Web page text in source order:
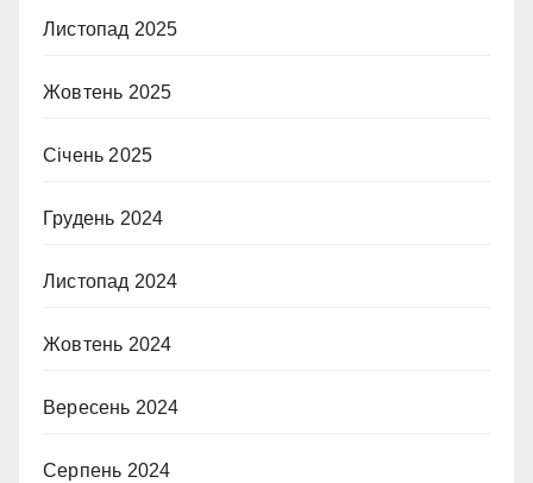
Листопад 2025
Жовтень 2025
Січень 2025
Грудень 2024
Листопад 2024
Жовтень 2024
Вересень 2024
Серпень 2024